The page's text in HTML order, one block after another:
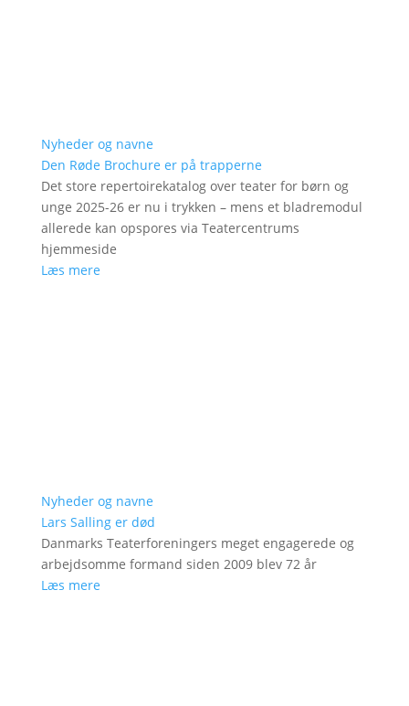
Nyheder og navne
Den Røde Brochure er på trapperne
Det store repertoirekatalog over teater for børn og
unge 2025-26 er nu i trykken – mens et bladremodul
allerede kan opspores via Teatercentrums
hjemmeside
Læs mere
Nyheder og navne
Lars Salling er død
Danmarks Teaterforeningers meget engagerede og
arbejdsomme formand siden 2009 blev 72 år
Læs mere